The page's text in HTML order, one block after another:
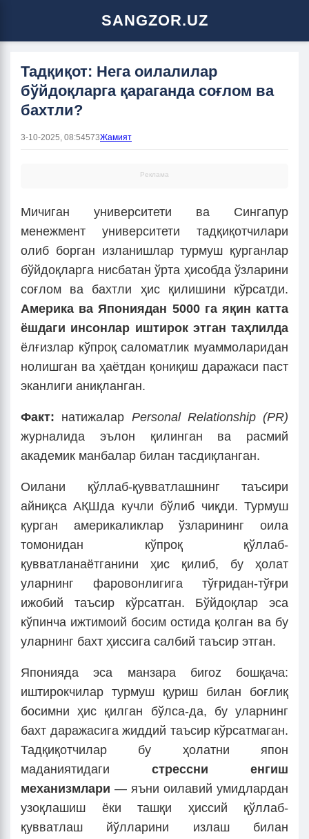
SANGZOR.UZ
Тадқиқот: Нега оилалилар
бўйдоқларга қараганда соғлом ва
бахтли?
3-10-2025, 08:54573Жамият
Реклама
Мичиган университети ва Сингапур
менежмент университети тадқиқотчилари
олиб борган изланишлар турмуш қурганлар
бўйдоқларга нисбатан ўрта ҳисобда ўзларини
соғлом ва бахтли ҳис қилишини кўрсатди.
Америка ва Япониядан 5000 га яқин катта
ёшдаги инсонлар иштирок этган таҳлилда
ёлғизлар кўпроқ саломатлик муаммоларидан
нолишган ва ҳаётдан қониқиш даражаси паст
эканлиги аниқланган.
Факт: натижалар Personal Relationship (PR)
журналида эълон қилинган ва расмий
академик манбалар билан тасдиқланган.
Оилани қўллаб-қувватлашнинг таъсири
айниқса АҚШда кучли бўлиб чиқди. Турмуш
қурган америкаликлар ўзларининг оила
томонидан кўпроқ қўллаб-
қувватланаётганини ҳис қилиб, бу ҳолат
уларнинг фаровонлигига тўғридан-тўғри
ижобий таъсир кўрсатган. Бўйдоқлар эса
кўпинча ижтимоий босим остида қолган ва бу
уларнинг бахт ҳиссига салбий таъсир этган.
Японияда эса манзара биroz бошқача:
иштирокчилар турмуш қуриш билан боғлиқ
босимни ҳис қилган бўлса-да, бу уларнинг
бахт даражасига жиддий таъсир кўрсатмаган.
Тадқиқотчилар бу ҳолатни япон
маданиятидаги стрессни енгиш
механизмлари — яъни оилавий умидлардан
узоқлашиш ёки ташқи ҳиссий қўллаб-
қувватлаш йўлларини излаш билан